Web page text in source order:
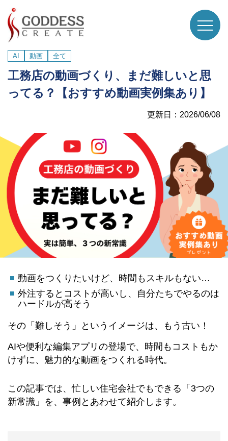
AI 動画 全て
工務店の動画づくり、まだ難しいと思
ってる？【おすすめ動画実例集あり】
更新日：2026/06/08
動画をつくりたいけど、時間もスキルもない…
外注するとコストが高いし、自分たちでやるのは
ハードルが高そう
その「難しそう」というイメージは、もう古い！
AIや便利な編集アプリの登場で、時間もコストもか
けずに、魅力的な動画をつくれる時代。
この記事では、忙しい住宅会社でもできる「3つの
新常識」を、事例とあわせて紹介します。